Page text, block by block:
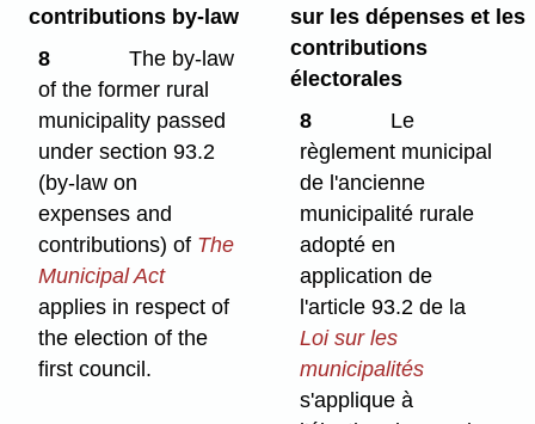
contributions by-law
8
The by-law
of the former rural
municipality passed
under section 93.2
(by-law on
expenses and
contributions) of The
Municipal Act
applies in respect of
the election of the
first council.
sur les dépenses et les
contributions
électorales
8
Le
règlement municipal
de l'ancienne
municipalité rurale
adopté en
application de
l'article 93.2 de la
Loi sur les
municipalités
s'applique à